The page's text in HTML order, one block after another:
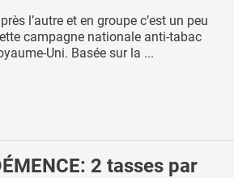
l’autre et en groupe c’est un peu
campagne nationale anti-tabac
Uni. Basée sur la ...
2 tasses par